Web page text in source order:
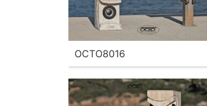
OCTO8016